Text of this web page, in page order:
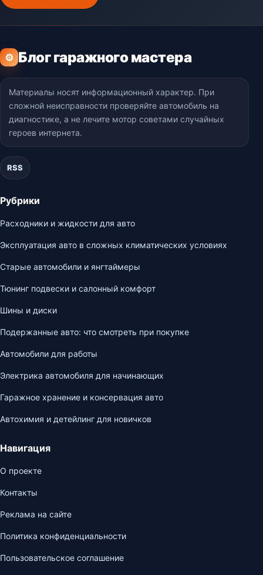
⚙ Блог гаражного мастера
Материалы носят информационный характер. При
сложной неисправности проверяйте автомобиль на
диагностике, а не лечите мотор советами случайных
героев интернета.
RSS
Рубрики
Расходники и жидкости для авто
Эксплуатация авто в сложных климатических условиях
Старые автомобили и янгтаймеры
Тюнинг подвески и салонный комфорт
Шины и диски
Подержанные авто: что смотреть при покупке
Автомобили для работы
Электрика автомобиля для начинающих
Гаражное хранение и консервация авто
Автохимия и детейлинг для новичков
Навигация
О проекте
Контакты
Реклама на сайте
Политика конфиденциальности
Пользовательское соглашение